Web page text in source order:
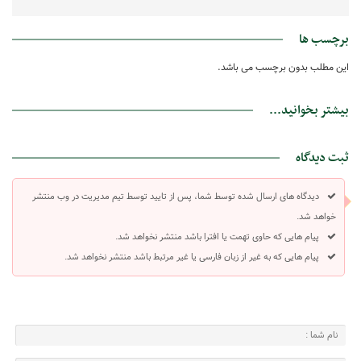
برچسب ها
این مطلب بدون برچسب می باشد.
بیشتر بخوانید...
ثبت دیدگاه
دیدگاه های ارسال شده توسط شما، پس از تایید توسط تیم مدیریت در وب منتشر
خواهد شد.
پیام هایی که حاوی تهمت یا افترا باشد منتشر نخواهد شد.
پیام هایی که به غیر از زبان فارسی یا غیر مرتبط باشد منتشر نخواهد شد.